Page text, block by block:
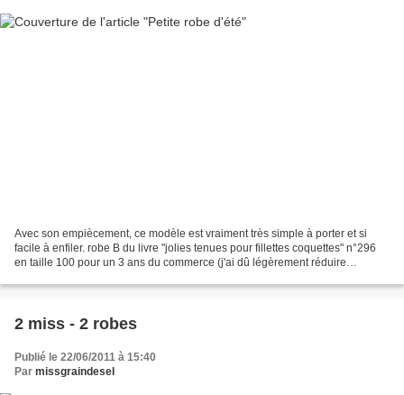
Avec son empiècement, ce modèle est vraiment très simple à porter et si
facile à enfiler. robe B du livre "jolies tenues pour fillettes coquettes" n°296
en taille 100 pour un 3 ans du commerce (j'ai dû légèrement réduire
2 miss - 2 robes
Publié le 22/06/2011 à 15:40
Par missgraindesel